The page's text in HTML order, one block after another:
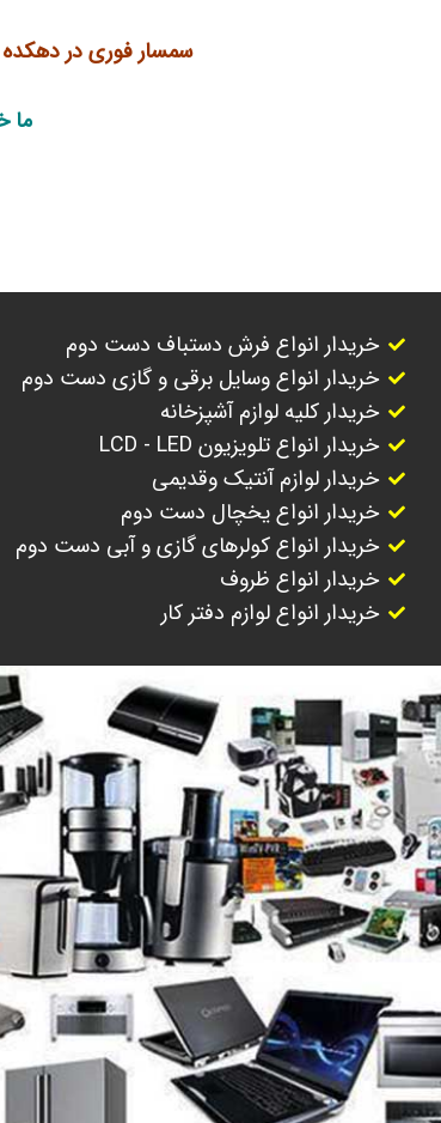
سمسار فوری در
ما
خریدار انواع فرش دستباف دست دوم
خریدار انواع وسایل برقی و گازی دست دوم
خریدار کلیه لوازم آشپزخانه
خریدار انواع تلویزیون LCD - LED
خریدار لوازم آنتیک وقدیمی
خریدار انواع یخچال دست دوم
خریدار انواع کولرهای گازی و آبی دست دوم
خریدار انواع ظروف
خریدار انواع لوازم دفتر کار